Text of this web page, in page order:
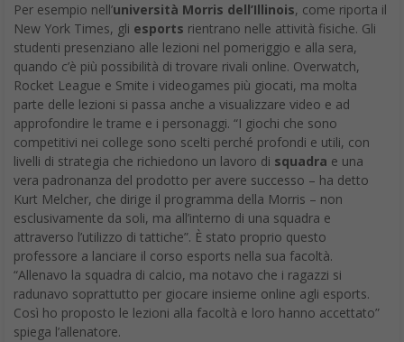
Per esempio nell’università Morris dell’Illinois, come riporta il
New York Times, gli esports rientrano nelle attività fisiche. Gli
studenti presenziano alle lezioni nel pomeriggio e alla sera,
quando c’è più possibilità di trovare rivali online. Overwatch,
Rocket League e Smite i videogames più giocati, ma molta
parte delle lezioni si passa anche a visualizzare video e ad
approfondire le trame e i personaggi. “I giochi che sono
competitivi nei college sono scelti perché profondi e utili, con
livelli di strategia che richiedono un lavoro di squadra e una
vera padronanza del prodotto per avere successo – ha detto
Kurt Melcher, che dirige il programma della Morris – non
esclusivamente da soli, ma all’interno di una squadra e
attraverso l’utilizzo di tattiche”. È stato proprio questo
professore a lanciare il corso esports nella sua facoltà.
“Allenavo la squadra di calcio, ma notavo che i ragazzi si
radunavo soprattutto per giocare insieme online agli esports.
Così ho proposto le lezioni alla facoltà e loro hanno accettato”
spiega l’allenatore.